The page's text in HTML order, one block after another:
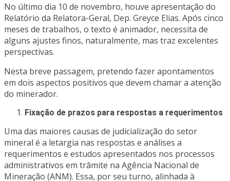
No último dia 10 de novembro, houve apresentação do
Relatório da Relatora-Geral, Dep. Greyce Elias. Após cinco
meses de trabalhos, o texto é animador, necessita de
alguns ajustes finos, naturalmente, mas traz excelentes
perspectivas.
Nesta breve passagem, pretendo fazer apontamentos
em dois aspectos positivos que devem chamar a atenção
do minerador.
Fixação de prazos para respostas a requerimentos
Uma das maiores causas de judicialização do setor
mineral é a letargia nas respostas e análises a
requerimentos e estudos apresentados nos processos
administrativos em trâmite na Agência Nacional de
Mineração (ANM). Essa, por seu turno, alinhada à